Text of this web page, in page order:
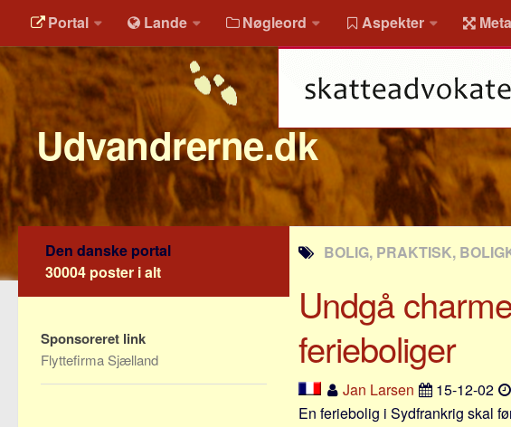
Portal Lande Nøgleord Aspekter Meta
Udvandrerne.dk
BOLIG, PRAKTISK,
Undgå
ferieboliger
Jan Larsen 15-12-02
En feriebolig i Sydfrankrig skal
Den danske portal
30004 poster i alt
Sponsoreret link
Flyttefirma Sjælland